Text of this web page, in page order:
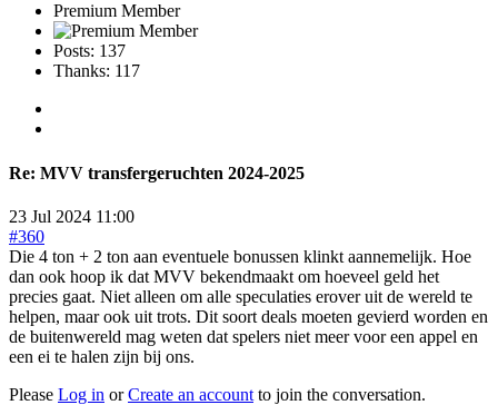
Premium Member
Posts: 137
Thanks: 117
Re: MVV transfergeruchten 2024-2025
23 Jul 2024 11:00
#360
Die 4 ton + 2 ton aan eventuele bonussen klinkt aannemelijk. Hoe
dan ook hoop ik dat MVV bekendmaakt om hoeveel geld het
precies gaat. Niet alleen om alle speculaties erover uit de wereld te
helpen, maar ook uit trots. Dit soort deals moeten gevierd worden en
de buitenwereld mag weten dat spelers niet meer voor een appel en
een ei te halen zijn bij ons.
Please Log in orCreate an account to join the conversation.